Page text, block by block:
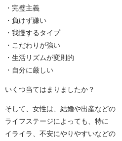
・完璧主義
・負けず嫌い
・我慢するタイプ
・こだわりが強い
・生活リズムが変則的
・自分に厳しい
いくつ当てはまりましたか？
そして、女性は、結婚や出産などの
ライフステージによっても、特に
イライラ、不安にやりやすいなどの